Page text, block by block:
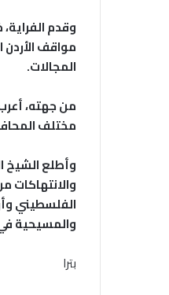
وقدم
مواقف
المجالات.
من جهته،
مختلف
وأطلع الشيخ
والانتهاكات
الفلسطيني
والمسيحية
بترا